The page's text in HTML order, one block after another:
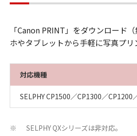
「Canon PRINT」をダウンロード
ホやタブレットから手軽に写真プリ
対応機種
SELPHY CP1500／CP1300／CP1200
※ SELPHY QXシリーズは非対応。